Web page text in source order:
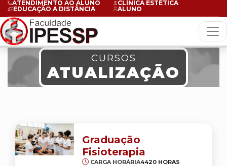
ATENDIMENTO AO ALUNO
CLÍNICA ESTÉTICA
EDUCAÇÃO A DISTÂNCIA
ALUNO
CURSOS
ATUALIZAÇÃO
Graduação
Fisioterapia
CARGA HORÁRIA4420 HORAS